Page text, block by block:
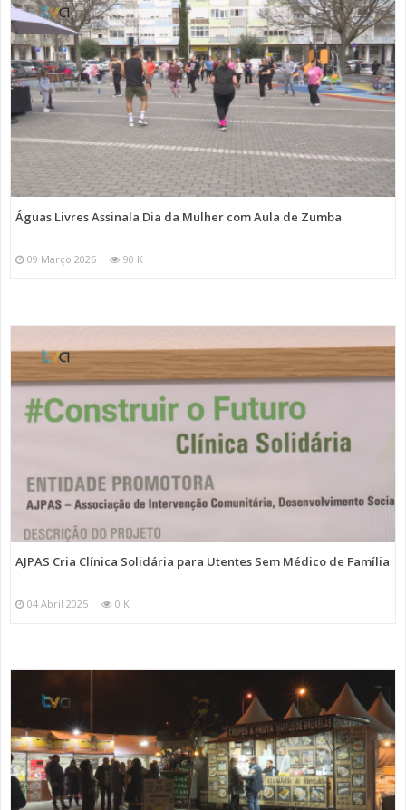
Águas Livres Assinala Dia da Mulher com Aula de Zumba
09 Março 2026 90 K
AJPAS Cria Clínica Solidária para Utentes Sem Médico de Família
04 Abril 2025 0 K